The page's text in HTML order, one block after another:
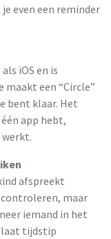
even een reminder
iOS en is
een “Circle”
bent klaar. Het
app hebt,
werkt.
afspreekt
maar
iemand in het
laat tijdstip